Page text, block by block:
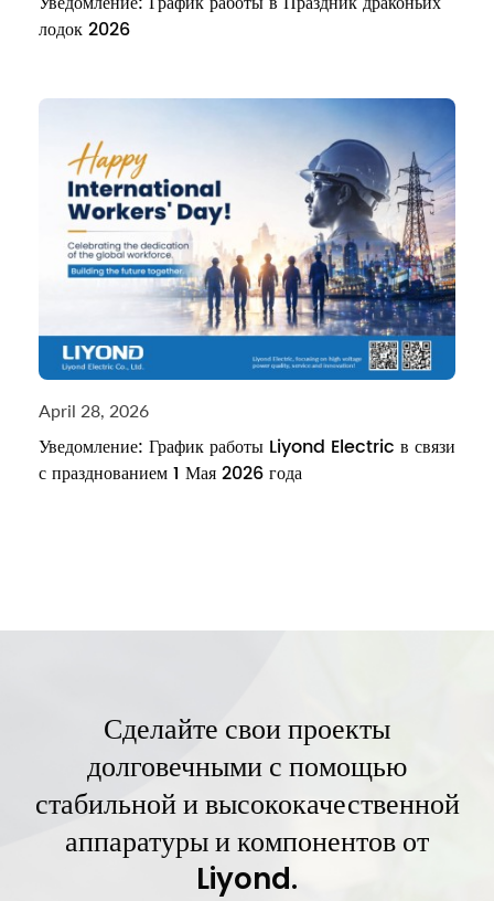
лодок 2026
April 28, 2026
Уведомление: График работы Liyond Electric в связи
с празднованием 1 Мая 2026 года
Сделайте свои проекты
долговечными с помощью
стабильной и высококачественной
аппаратуры и компонентов от
Liyond.